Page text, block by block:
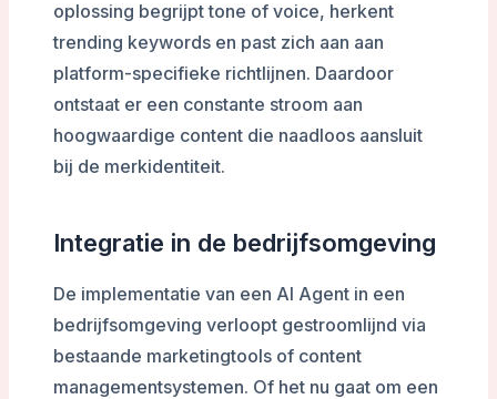
oplossing begrijpt tone of voice, herkent
trending keywords en past zich aan aan
platform-specifieke richtlijnen. Daardoor
ontstaat er een constante stroom aan
hoogwaardige content die naadloos aansluit
bij de merkidentiteit.
Integratie in de bedrijfsomgeving
De implementatie van een AI Agent in een
bedrijfsomgeving verloopt gestroomlijnd via
bestaande marketingtools of content
managementsystemen. Of het nu gaat om een